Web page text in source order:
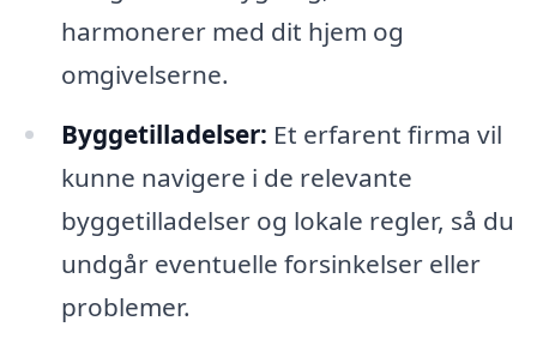
harmonerer med dit hjem og
omgivelserne.
Byggetilladelser: Et erfarent firma vil
kunne navigere i de relevante
byggetilladelser og lokale regler, så du
undgår eventuelle forsinkelser eller
problemer.